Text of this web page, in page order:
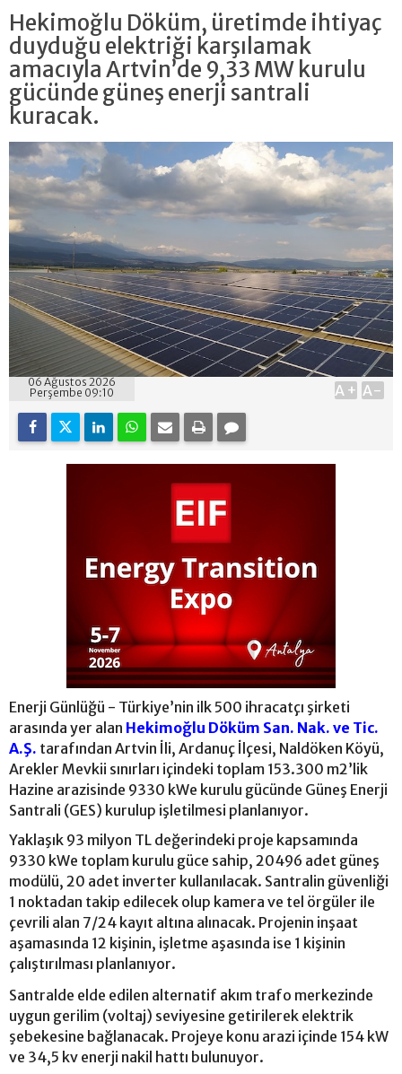
Hekimoğlu Döküm, üretimde ihtiyaç
duyduğu elektriği karşılamak
amacıyla Artvin’de 9,33 MW kurulu
gücünde güneş enerji santrali
kuracak.
06 Ağustos 2026
Perşembe 09:10
A+ A-
Enerji Günlüğü - Türkiye’nin ilk 500 ihracatçı şirketi
arasında yer alan Hekimoğlu Döküm San. Nak. ve Tic.
A.Ş. tarafından Artvin İli, Ardanuç İlçesi, Naldöken Köyü,
Arekler Mevkii sınırları içindeki toplam 153.300 m2’lik
Hazine arazisinde 9330 kWe kurulu gücünde Güneş Enerji
Santrali (GES) kurulup işletilmesi planlanıyor.
Yaklaşık 93 milyon TL değerindeki proje kapsamında
9330 kWe toplam kurulu güce sahip, 20496 adet güneş
modülü, 20 adet inverter kullanılacak. Santralin güvenliği
1 noktadan takip edilecek olup kamera ve tel örgüler ile
çevrili alan 7/24 kayıt altına alınacak. Projenin inşaat
aşamasında 12 kişinin, işletme aşasında ise 1 kişinin
çalıştırılması planlanıyor.
Santralde elde edilen alternatif akım trafo merkezinde
uygun gerilim (voltaj) seviyesine getirilerek elektrik
şebekesine bağlanacak. Projeye konu arazi içinde 154 kW
ve 34,5 kv enerji nakil hattı bulunuyor.